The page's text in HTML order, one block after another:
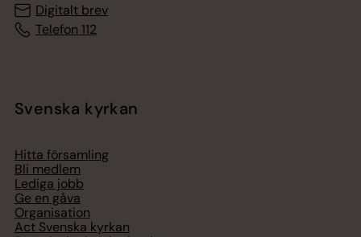
Digitalt brev
Telefon 112
Svenska kyrkan
Hitta församling
Bli medlem
Lediga jobb
Ge en gåva
Organisation
Act Svenska kyrkan